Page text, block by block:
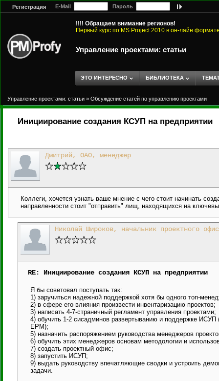
Регистрация E-Mail Пароль
!!!! Обращаем внимание регионов!
Первый курс по MS Project 2010 в он-лайн
Управление проектами: статьи
ЭТО ИНТЕРЕСНО БИБЛИОТЕКА
Управление проектами: статьи » Обсуждение статей по управлению проектами
Инициирование создания КСУП на предприятии
Дмитрий, ОАО, менеджер
Коллеги, хочется узнать ваше мнение с чего стоит начинать
направленности стоит "отправить" лищ, находящихся на
Николай Широков, начальник проектного
RE: Инициирование создания КСУП на предприятии
Я бы советовал поступать так:
1) заручиться надежной поддержкой хотя бы одного топ-
2) в сфере его влияния произвести инвентаризацию проектов;
3) написать 4-7-страничный регламент управления проектами;
4) обучить 1-2 сисадминов развертыванию и поддержке ИСУП
EPM);
5) назначить распоряжением руководства менеджеров
6) обучить этих менеджеров основам методологии и
7) создать проектный офис;
8) запустить ИСУП;
9) выдать руководству впечатляющие сводки и устроить
задачи.